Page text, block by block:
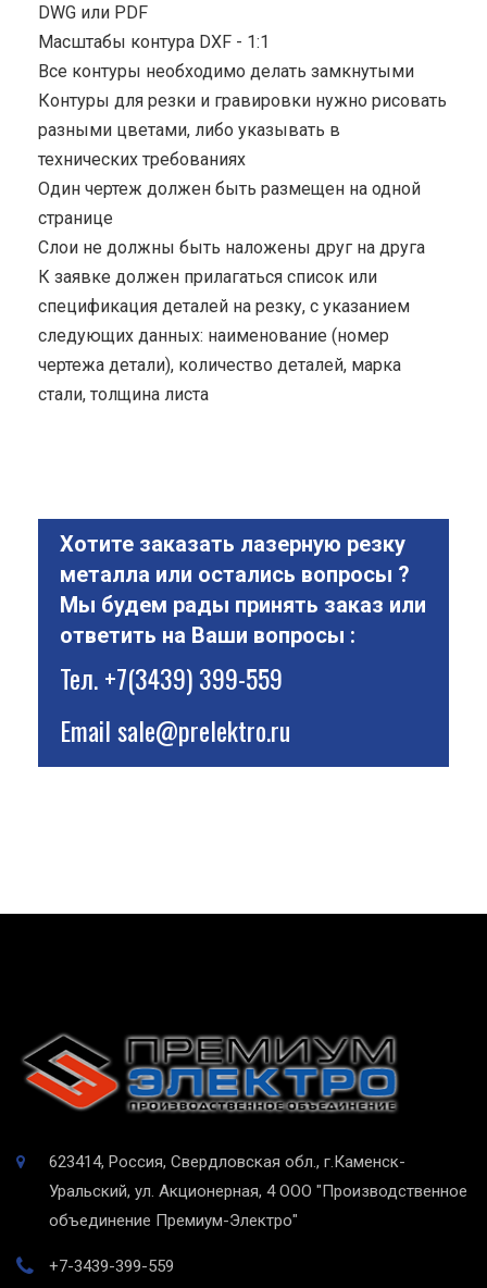
DWG или PDF
Масштабы контура DXF - 1:1
Все контуры необходимо делать замкнутыми
Контуры для резки и гравировки нужно рисовать
разными цветами, либо указывать в
технических требованиях
Один чертеж должен быть размещен на одной
странице
Cлои не должны быть наложены друг на друга
К заявке должен прилагаться список или
спецификация деталей на резку, с указанием
следующих данных: наименование (номер
чертежа детали), количество деталей, марка
стали, толщина листа
Хотите заказать лазерную резку
металла или остались вопросы ?
Мы будем рады принять заказ или
ответить на Ваши вопросы :
Тел.+7(3439) 399-559
Emailsale@prelektro.ru
623414, Россия, Свердловская обл., г.Каменск-
Уральский, ул. Акционерная, 4 ООО "Производственное
объединение Премиум-Электро"
+7-3439-399-559